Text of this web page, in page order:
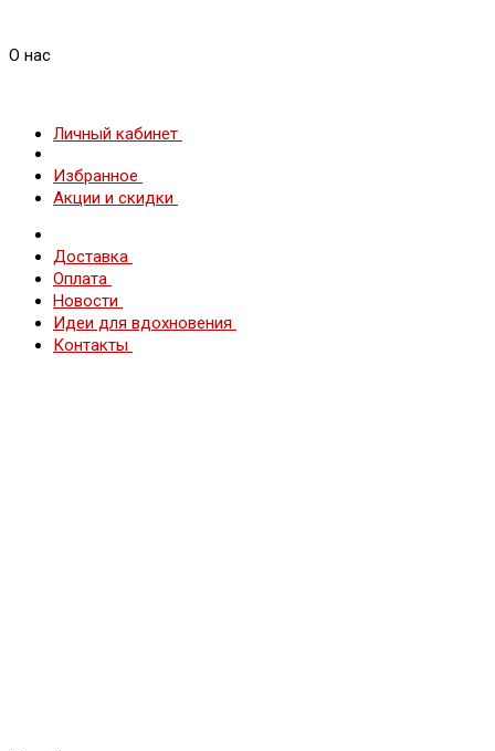
О нас
Личный кабинет
Избранное
Акции и скидки
Доставка
Оплата
Новости
Идеи для вдохновения
Контакты